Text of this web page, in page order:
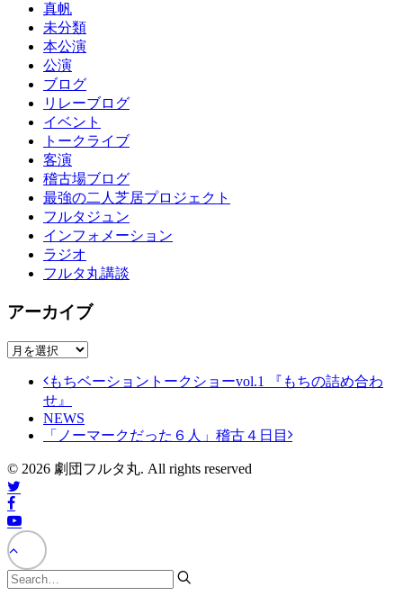
真帆
未分類
本公演
公演
ブログ
リレーブログ
イベント
トークライブ
客演
稽古場ブログ
最強の二人芝居プロジェクト
フルタジュン
インフォメーション
ラジオ
フルタ丸講談
アーカイブ
ア
もちベーショントークショーvol.1 『もちの詰め合わ
せ』
NEWS
「ノーマークだった６人」稽古４日目
© 2026 劇団フルタ丸. All rights reserved